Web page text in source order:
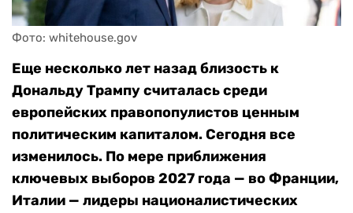
Фото: whitehouse.gov
Еще несколько лет назад близость к
Дональду Трампу считалась среди
европейских правопопулистов ценным
политическим капиталом. Сегодня все
изменилось. По мере приближения
ключевых выборов 2027 года — во Франции,
Италии — лидеры националистических